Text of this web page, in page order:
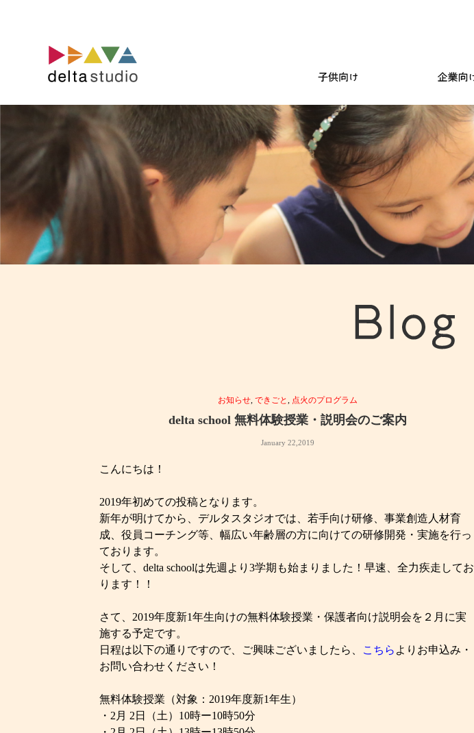
ン
お知らせ,できごと, 点火のプログラム
delta school 無料体験授業・説明会のご案内
January 22,2019
こんにちは！
2019年初めての投稿となります。
新年が明けてから、デルタスタジオでは、若手向け研修、事業創造人材育
成、役員コーチング等、幅広い年齢層の方に向けての研修開発・実施を行っ
ております。
そして、delta schoolは先週より3学期も始まりました！早速、全力疾走してお
ります！！
さて、2019年度新1年生向けの無料体験授業・保護者向け説明会を２月に実
施する予定です。
日程は以下の通りですので、ご興味ございましたら、 こちら よりお申込み・
お問い合わせください！
無料体験授業（対象：2019年度新1年生）
・2月 2日（土）10時ー10時50分